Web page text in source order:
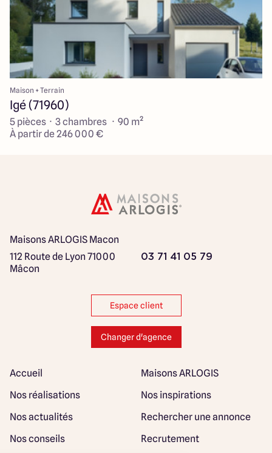
Maison + Terrain
Igé (71960)
5 pièces · 3 chambres · 90 m²
À partir de 246 000 €
Maisons ARLOGIS Macon
112 Route de Lyon 71000
Mâcon
03 71 41 05 79
Espace client
Changer d'agence
Accueil
Maisons ARLOGIS
Nos réalisations
Nos inspirations
Nos actualités
Rechercher une annonce
Nos conseils
Recrutement